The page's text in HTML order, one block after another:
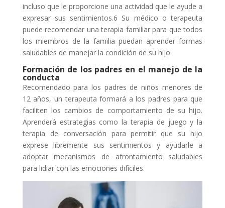
incluso que le proporcione una actividad que le ayude a
expresar sus sentimientos.6 Su médico o terapeuta
puede recomendar una terapia familiar para que todos
los miembros de la familia puedan aprender formas
saludables de manejar la condición de su hijo.
Formación de los padres en el manejo de la
conducta
Recomendado para los padres de niños menores de
12 años, un terapeuta formará a los padres para que
faciliten los cambios de comportamiento de su hijo.
Aprenderá estrategias como la terapia de juego y la
terapia de conversación para permitir que su hijo
exprese libremente sus sentimientos y ayudarle a
adoptar mecanismos de afrontamiento saludables
para lidiar con las emociones difíciles.